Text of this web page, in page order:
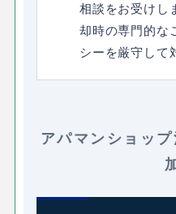
相談をお受けし
却時の専門的な
シーを厳守して
アパマンショッ